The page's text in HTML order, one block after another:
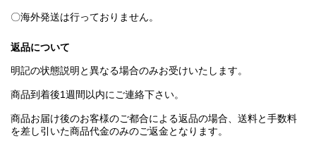
〇海外発送は行っておりません。
返品について
明記の状態説明と異なる場合のみお受けいたします。
商品到着後1週間以内にご連絡下さい。
商品お届け後のお客様のご都合による返品の場合、送料と手数料
を差し引いた商品代金のみのご返金となります。